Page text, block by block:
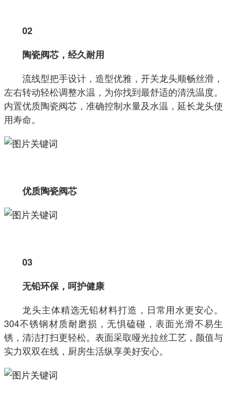
02
陶瓷阀芯，经久耐用
流线型把手设计，造型优雅，开关龙头顺畅丝滑，
左右转动轻松调整水温，为你找到最舒适的清洗温度。
内置优质陶瓷阀芯，准确控制水量及水温，延长龙头使
用寿命。
优质陶瓷阀芯
03
无铅环保，呵护健康
龙头主体精选无铅材料打造，日常用水更安心。
304不锈钢材质耐磨损，无惧磕碰，表面光滑不易生
锈，清洁打扫更轻松。表面采取哑光拉丝工艺，颜值与
实力双双在线，厨房生活纵享美好安心。